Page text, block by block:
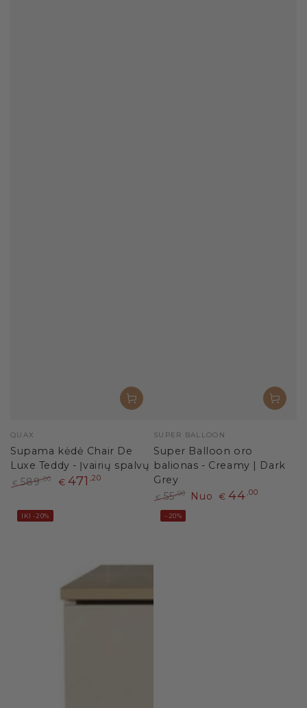
Pardavėjas:
QUAX
Supama kėdė Chair De
Luxe Teddy - Įvairių spalvų
kaina
€ 589,00 € 471 ,20
Pardavėjas:
SUPER BALLOON
Super Balloon oro
balionas - Creamy | Dark
Grey
Paprasta
kaina
€ 55,00 Nuo € 44 ,00
IKI -20% –20%